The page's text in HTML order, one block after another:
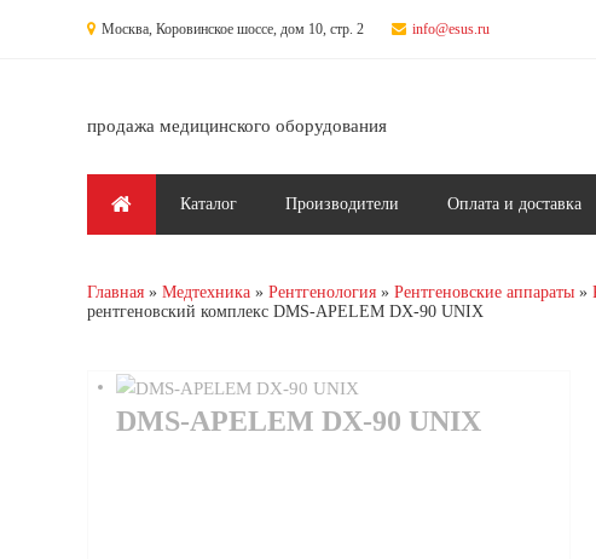
Москва, Коровинское шоссе, дом 10, стр. 2 info@esus.ru
продажа медицинского оборудования
Главное менюКаталог Производители Оплата и доставка
Главная Медтехника Рентгенология Рентгеновские аппараты
рентгеновский комплекс DMS-APELEM DX-90 UNIX
DMS-APELEM DX-90 UNIX